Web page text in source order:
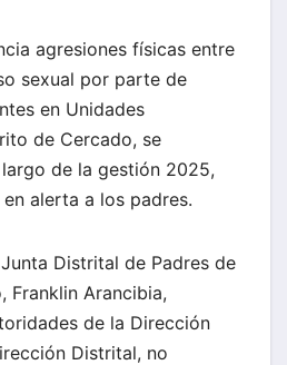
agresiones físicas entre
sexual por parte de
en Unidades
de Cercado, se
de la gestión 2025,
alerta a los padres.
Distrital de Padres de
Franklin Arancibia,
de la Dirección
Distrital, no